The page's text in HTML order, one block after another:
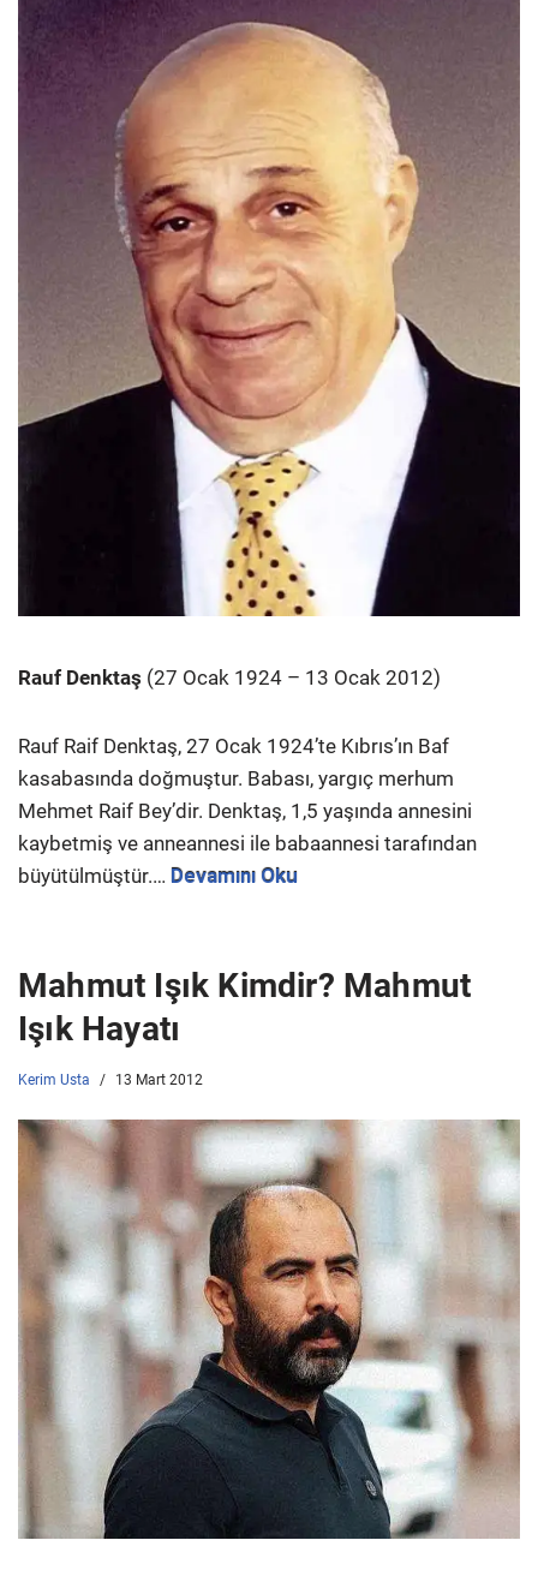
Rauf Denktaş (27 Ocak 1924 – 13 Ocak 2012)
Rauf Raif Denktaş, 27 Ocak 1924’te Kıbrıs’ın Baf
kasabasında doğmuştur. Babası, yargıç merhum
Mehmet Raif Bey’dir. Denktaş, 1,5 yaşında annesini
kaybetmiş ve anneannesi ile babaannesi tarafından
büyütülmüştür.… Devamını Oku
Mahmut Işık Kimdir? Mahmut
Işık Hayatı
Kerim Usta 13 Mart 2012